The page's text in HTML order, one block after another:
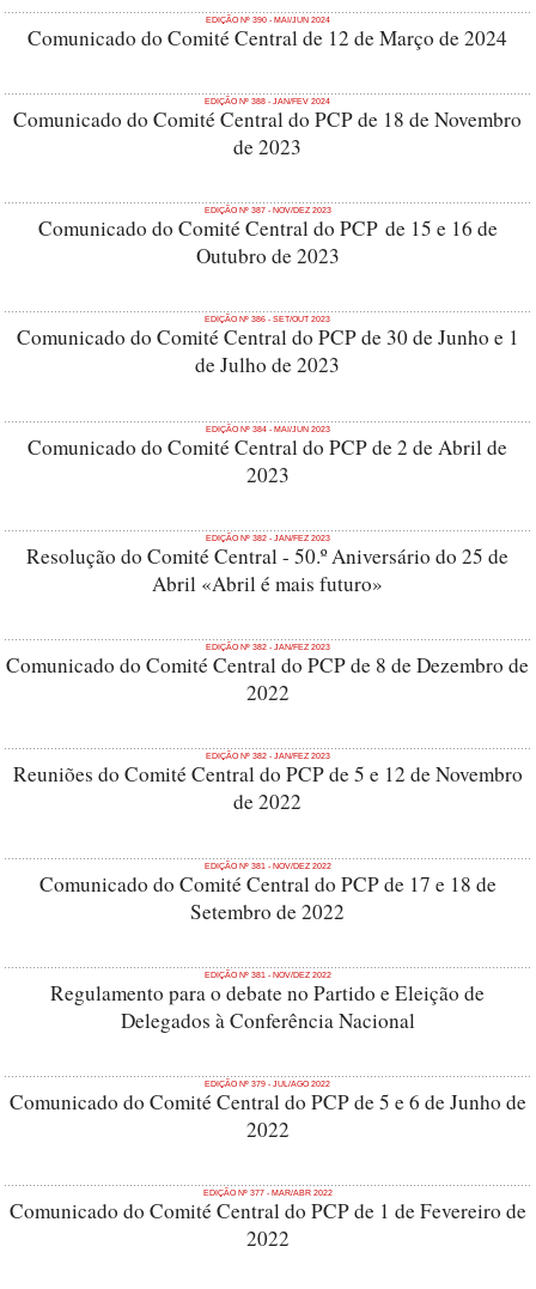
EDIÇÃO Nº 390 - MAI/JUN 2024
Comunicado do Comité Central de 12 de Março de 2024
EDIÇÃO Nº 388 - JAN/FEV 2024
Comunicado do Comité Central do PCP de 18 de Novembro
de 2023
EDIÇÃO Nº 387 - NOV/DEZ 2023
Comunicado do Comité Central do PCP de 15 e 16 de
Outubro de 2023
EDIÇÃO Nº 386 - SET/OUT 2023
Comunicado do Comité Central do PCP de 30 de Junho e 1
de Julho de 2023
EDIÇÃO Nº 384 - MAI/JUN 2023
Comunicado do Comité Central do PCP de 2 de Abril de
2023
EDIÇÃO Nº 382 - JAN/FEZ 2023
Resolução do Comité Central - 50.º Aniversário do 25 de
Abril «Abril é mais futuro»
EDIÇÃO Nº 382 - JAN/FEZ 2023
Comunicado do Comité Central do PCP de 8 de Dezembro de
2022
EDIÇÃO Nº 382 - JAN/FEZ 2023
Reuniões do Comité Central do PCP de 5 e 12 de Novembro
de 2022
EDIÇÃO Nº 381 - NOV/DEZ 2022
Comunicado do Comité Central do PCP de 17 e 18 de
Setembro de 2022
EDIÇÃO Nº 381 - NOV/DEZ 2022
Regulamento para o debate no Partido e Eleição de
Delegados à Conferência Nacional
EDIÇÃO Nº 379 - JUL/AGO 2022
Comunicado do Comité Central do PCP de 5 e 6 de Junho de
2022
EDIÇÃO Nº 377 - MAR/ABR 2022
Comunicado do Comité Central do PCP de 1 de Fevereiro de
2022